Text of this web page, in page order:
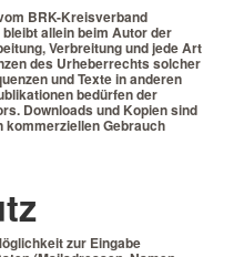
BRK-Kreisverband
allein beim Autor der
Verbreitung und jede Art
des Urheberrechts solcher
und Texte in anderen
bedürfen der
Downloads und Kopien sind
kommerziellen Gebrauch
zur Eingabe